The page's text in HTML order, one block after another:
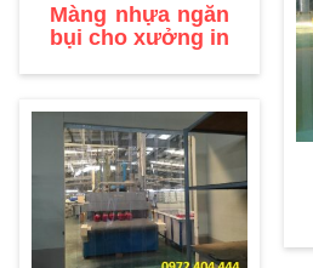
Màng nhựa ngăn
bụi cho xưởng in